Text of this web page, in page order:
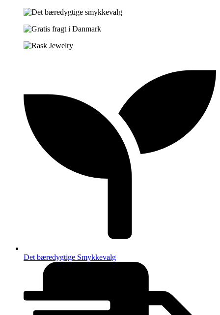
Det bæredygtige Smykkevalg